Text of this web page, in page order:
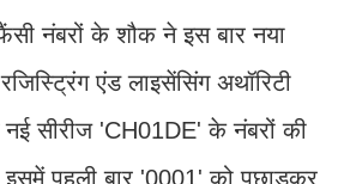
नंबरों के शौक ने इस बार नया
एंड लाइसेंसिंग अथॉरिटी
सीरीज 'CH01DE' के नंबरों की
पहली बार '0001' को पछाड़कर